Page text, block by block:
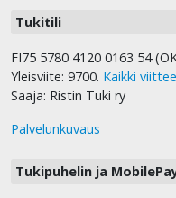
Tukitili
FI75 5780 4120 0163 54
Yleisviite: 9700. Kaikki
Saaja: Ristin Tuki ry
Palvelunkuvaus
Tukipuhelin ja